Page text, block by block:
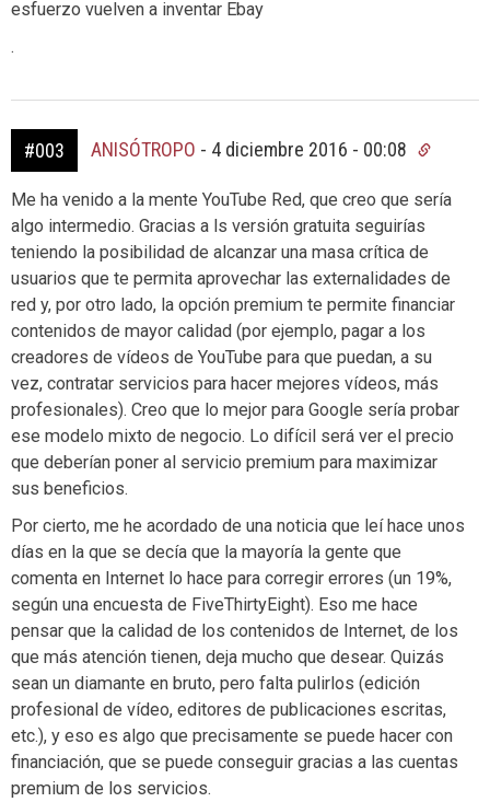
esfuerzo vuelven a inventar Ebay
.
#003 ANISÓTROPO - 4 diciembre 2016 - 00:08
Me ha venido a la mente YouTube Red, que creo que sería
algo intermedio. Gracias a ls versión gratuita seguirías
teniendo la posibilidad de alcanzar una masa crítica de
usuarios que te permita aprovechar las externalidades de
red y, por otro lado, la opción premium te permite financiar
contenidos de mayor calidad (por ejemplo, pagar a los
creadores de vídeos de YouTube para que puedan, a su
vez, contratar servicios para hacer mejores vídeos, más
profesionales). Creo que lo mejor para Google sería probar
ese modelo mixto de negocio. Lo difícil será ver el precio
que deberían poner al servicio premium para maximizar
sus beneficios.
Por cierto, me he acordado de una noticia que leí hace unos
días en la que se decía que la mayoría la gente que
comenta en Internet lo hace para corregir errores (un 19%,
según una encuesta de FiveThirtyEight). Eso me hace
pensar que la calidad de los contenidos de Internet, de los
que más atención tienen, deja mucho que desear. Quizás
sean un diamante en bruto, pero falta pulirlos (edición
profesional de vídeo, editores de publicaciones escritas,
etc.), y eso es algo que precisamente se puede hacer con
financiación, que se puede conseguir gracias a las cuentas
premium de los servicios.